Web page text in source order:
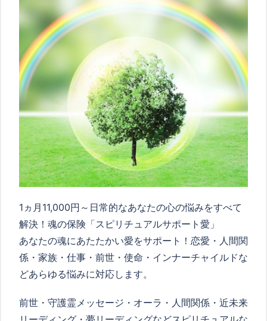
1ヵ月11,000円～日常的なあなたの心の悩みをすべて
解決！魂の保険「スピリチュアルサポート愛」
あなたの魂にあたたかい愛をサポート！恋愛・人間関
係・家族・仕事・前世・使命・インナーチャイルドな
どあらゆる悩みに対応します。
前世・守護霊メッセージ・オーラ・人間関係・近未来